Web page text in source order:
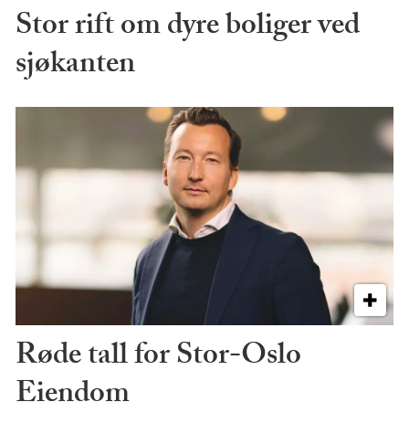
Stor rift om dyre boliger ved
sjøkanten
Røde tall for Stor-Oslo
Eiendom